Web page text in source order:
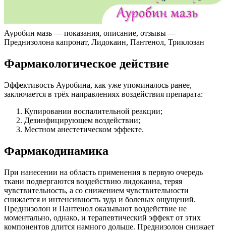
Ауробин мазь — показания, описание, отзывы —
Преднизолона капронат, Лидокаин, Пантенол, Триклозан
Фармакологическое действие
Эффективость Ауробина, как уже упоминалось ранее,
заключается в трёх направлениях воздействия препарата:
Купировании воспалительной реакции;
Дезинфицирующем воздействии;
Местном анестетическом эффекте.
Фармакодинамика
При нанесении на область применения в первую очередь
ткани подвергаются воздействию лидокаина, теряя
чувствительность, а со снижением чувствительности
снижается и интенсивность зуда и болевых ощущений.
Преднизолон и Пантенол оказывают воздействие не
моментально, однако, и терапевтический эффект от этих
компонентов длится намного дольше. Преднизолон снижает